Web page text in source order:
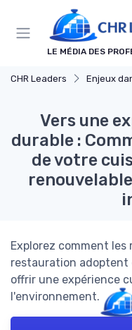
LE MÉDIA DES
CHR Leaders Enjeux
Vers une
durable :
de votre
Explorez comment
restauration adoptent
offrir une expérience
l'environnement.
Panneau de gestion des